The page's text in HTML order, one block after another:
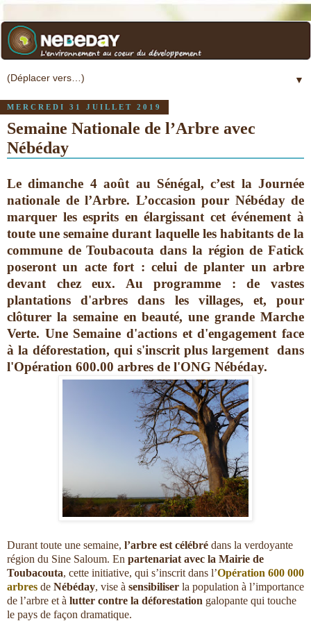
▼
MERCREDI 31 JUILLET 2019
Semaine Nationale de l’Arbre avec
Nébéday
Le dimanche 4 août au Sénégal, c’est la Journée
nationale de l’Arbre. L’occasion pour Nébéday de
marquer les esprits en élargissant cet événement à
toute une semaine durant laquelle les habitants de la
commune de Toubacouta dans la région de Fatick
poseront un acte fort : celui de planter un arbre
devant chez eux. Au programme : de vastes
plantations d'arbres dans les villages, et, pour
clôturer la semaine en beauté, une grande Marche
Verte. Une Semaine d'actions et d'engagement face
à la déforestation, qui s'inscrit plus largement dans
l'Opération 600.00 arbres de l'ONG Nébéday.
Durant toute une semaine, l’arbre est célébré dans la verdoyante
région du Sine Saloum. En partenariat avec la Mairie de
Toubacouta, cette initiative, qui s’inscrit dans l’Opération 600 000
arbres de Nébéday, vise à sensibiliser la population à l’importance
de l’arbre et à lutter contre la déforestation galopante qui touche
le pays de façon dramatique.